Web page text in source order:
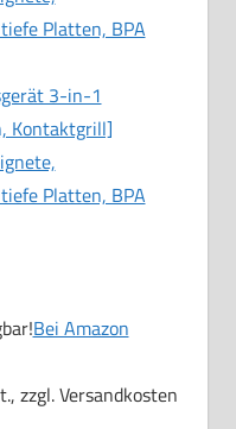
3-in-1
Kontaktgrill]
Platten, BPA
Bei Amazon
zzgl. Versandkosten